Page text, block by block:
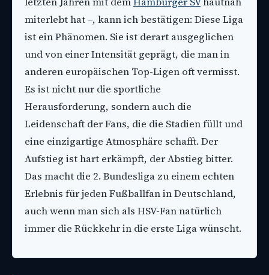
miterlebt hat –, kann ich bestätigen: Diese Liga
ist ein Phänomen. Sie ist derart ausgeglichen
und von einer Intensität geprägt, die man in
anderen europäischen Top-Ligen oft vermisst.
Es ist nicht nur die sportliche
Herausforderung, sondern auch die
Leidenschaft der Fans, die die Stadien füllt und
eine einzigartige Atmosphäre schafft. Der
Aufstieg ist hart erkämpft, der Abstieg bitter.
Das macht die 2. Bundesliga zu einem echten
Erlebnis für jeden Fußballfan in Deutschland,
auch wenn man sich als HSV-Fan natürlich
immer die Rückkehr in die erste Liga wünscht.